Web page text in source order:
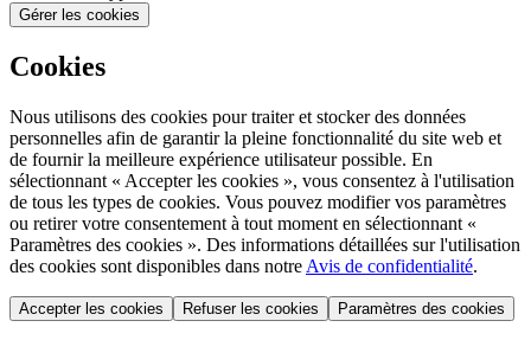
Gérer les cookies
Cookies
Nous utilisons des cookies pour traiter et stocker des données
personnelles afin de garantir la pleine fonctionnalité du site web et
de fournir la meilleure expérience utilisateur possible. En
sélectionnant « Accepter les cookies », vous consentez à l'utilisation
de tous les types de cookies. Vous pouvez modifier vos paramètres
ou retirer votre consentement à tout moment en sélectionnant «
Paramètres des cookies ». Des informations détaillées sur l'utilisation
des cookies sont disponibles dans notre Avis de confidentialité.
Accepter les cookies Refuser les cookies Paramètres des cookies